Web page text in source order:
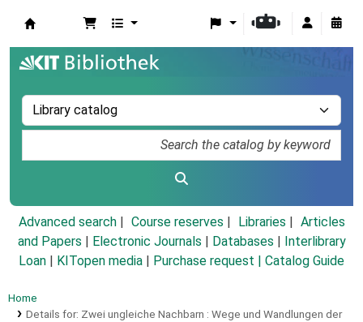
Advanced search Course reserves Libraries
Articles
and Papers
Electronic Journals Databases
Interlibrary
Loan
KITopen media Purchase request | Catalog Guide
Home
Details for: Zwei ungleiche Nachbarn : Wege und Wandlungen der